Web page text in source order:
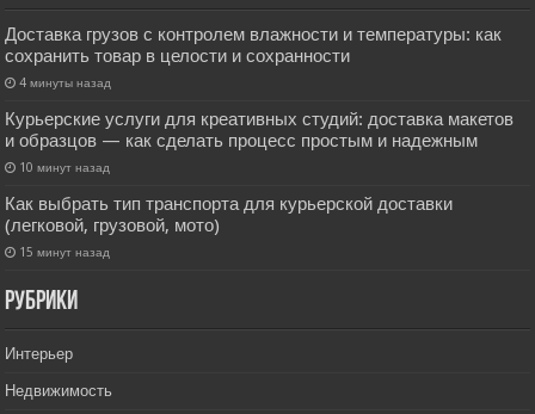
Доставка грузов с контролем влажности и температуры: как
сохранить товар в целости и сохранности
4 минуты назад
Курьерские услуги для креативных студий: доставка макетов
и образцов — как сделать процесс простым и надежным
10 минут назад
Как выбрать тип транспорта для курьерской доставки
(легковой, грузовой, мото)
15 минут назад
РУбрики
Интерьер
Недвижимость